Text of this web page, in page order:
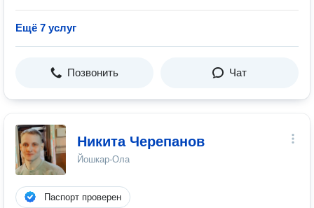
Ещё 7 услуг
Позвонить Чат
Никита Черепанов
Йошкар-Ола
Паспорт проверен